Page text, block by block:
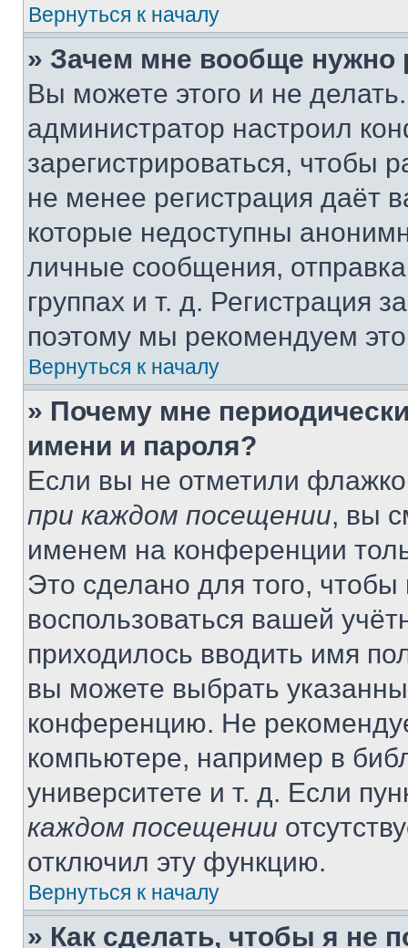
Вернуться к началу
» Зачем мне вообще нужно
Вы можете этого и не
администратор настроил
зарегистрироваться, чтобы
не менее регистрация даёт
которые недоступны
личные сообщения,
группах и т. д. Регистрация
поэтому мы рекомендуем
Вернуться к началу
» Почему мне
имени и пароля?
Если вы не отметили
при каждом посещении, вы
именем на конференции
Это сделано для того, чтобы
воспользоваться вашей
приходилось вводить имя
вы можете выбрать
конференцию. Не
компьютере, например в
университете и т. д. Если
каждом посещении
отключил эту функцию.
Вернуться к началу
» Как сделать, чтобы я не